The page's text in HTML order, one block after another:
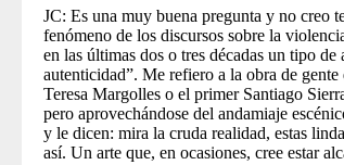
JC: Es una muy buena pregunta y no creo
fenómeno de los discursos sobre la
en las últimas dos o tres décadas un tipo
autenticidad”. Me refiero a la obra de
Teresa Margolles o el primer Santiago
pero aprovechándose del andamiaje
y le dicen: mira la cruda realidad, estas
así. Un arte que, en ocasiones, cree estar